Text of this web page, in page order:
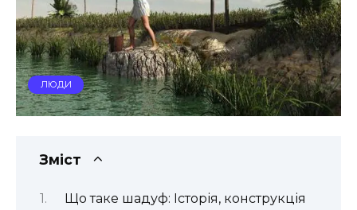
ЛЮДИ
Зміст
Що таке шадуф: Історія, конструкція